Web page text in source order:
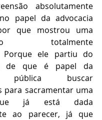
absolutamente
papel da advocacia
que mostrou uma
totalmente
Porque ele partiu do
de que é papel da
pública buscar
para sacramentar uma
já está dada
ao parecer, já que